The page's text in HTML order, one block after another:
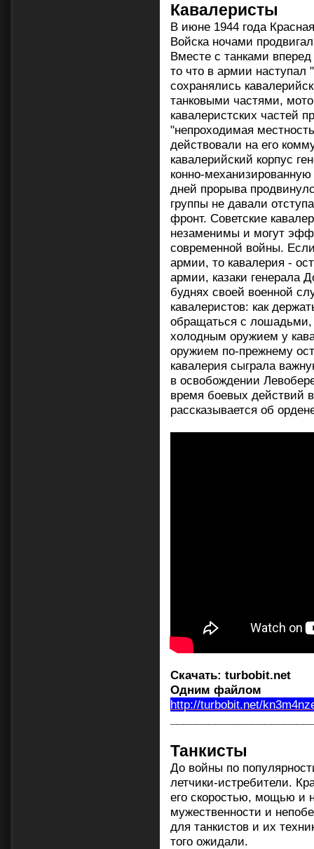
Кавалеристы
В июне 1944 года
Войска ночами
Вместе с танками
то что в армии наступал
сохранялись
танковыми частями,
кавалеристских частей
"непроходимая
действовали на его
кавалерийский корпус
конно-механизированную
дней прорыва
группы не давали
фронт. Советские
незаменимы и могут
современной войны.
армии, то кавалерия -
армии, казаки генерала
буднях своей военной
кавалеристов: как
обращаться с
холодным оружием у
оружием по-прежнему
кавалерия сыграла
в освобождении
время боевых действий
рассказывается об
Скачать: turbobit.net
Одним файлом
http://turbobit.net/
Танкисты
До войны по
летчики-истребители.
его скоростью, мощью и
мужественности и
для танкистов и их
того ожидали.